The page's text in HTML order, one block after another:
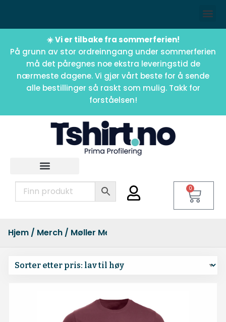
☀️ Vi er tilbake fra sommerferien!
På grunn av stor ordreinngang under sommerferien
må det påregnes noe ekstra leveringstid de
nærmeste dagene. Vi gjør vårt beste for å sende
alle bestillinger så raskt som mulig. Takk for
forståelsen!
0
Hjem / Merch / Møller Merch